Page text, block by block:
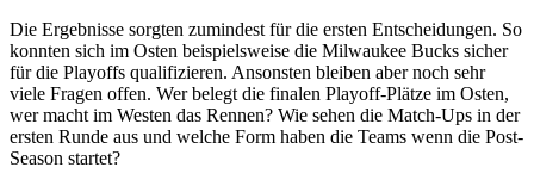
Die Ergebnisse sorgten zumindest für die ersten Entscheidungen. So
konnten sich im Osten beispielsweise die Milwaukee Bucks sicher
für die Playoffs qualifizieren. Ansonsten bleiben aber noch sehr
viele Fragen offen. Wer belegt die finalen Playoff-Plätze im Osten,
wer macht im Westen das Rennen? Wie sehen die Match-Ups in der
ersten Runde aus und welche Form haben die Teams wenn die Post-
Season startet?